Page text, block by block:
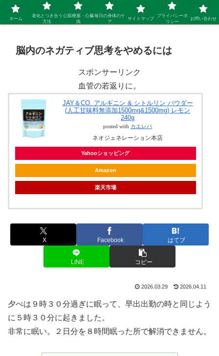
シニア 新しい人生を開拓するブログ
脳内のネガティブ思考をやめるには
スポンサーリンク
血管の若返りに。
JAY＆CO. アルギニン & シトルリン パウダー
(人工甘味料無添加1500mg&1500mg) レモン
240g
posted with カエレバ
ネオジェネレーション本店
Yahooショッピング
Amazon
楽天市場
X Facebook はてブ
LINE コピー
2026.03.29 2026.04.11
夕べは９時３０分過ぎに眠って、早出出勤の時と同じよう
に５時３０分に起きました。
非常に眠い。２日分を８時間眠った所で解消できません。
ホーム
老化とつき合う
方法
心筋梗塞・心臓
病
毎日の身体のケ
ア
サイトマップ
プライバシーポ
リシー
お問い合わせ